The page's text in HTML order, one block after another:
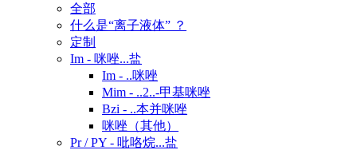
全部
什么是“离子液体” ？
定制
Im - 咪唑...盐
Im - ..咪唑
Mim - ..2..-甲基咪唑
Bzi - ..本并咪唑
咪唑（其他）
Pr / PY - 吡咯烷...盐